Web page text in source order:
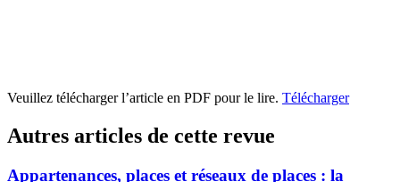
Veuillez télécharger l’article en PDF pour le lire. Télécharger
Autres articles de cette revue
Appartenances, places et réseaux de places : la